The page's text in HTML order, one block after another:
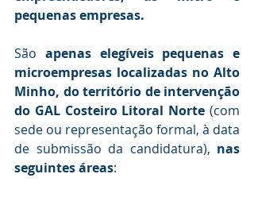
pequenas empresas.
São apenas elegíveis pequenas e
microempresas localizadas no Alto
Minho, do território de intervenção
do GAL Costeiro Litoral Norte (com
sede ou representação formal, à data
de submissão da candidatura), nas
seguintes áreas: